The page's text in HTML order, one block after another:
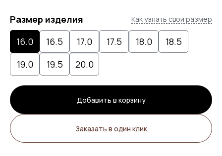
Размер изделия Как узнать свой размер
16.0 16.5 17.0 17.5 18.0
18.5
19.0
19.5 20.0
Добавить в корзину
Заказать в один клик